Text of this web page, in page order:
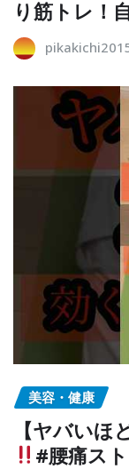
り筋トレ！
美容・健康
【ヤバいほ
#腰痛ス